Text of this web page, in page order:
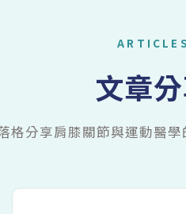
ARTICLES
文章
格分享肩膝關節與運動醫